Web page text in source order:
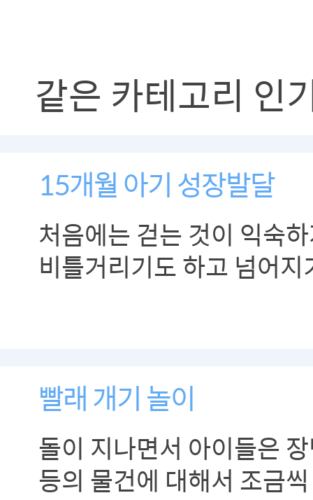
같은 카테고리 인
15개월 아기 성장발달
처음에는 걷는 것이 익숙
비틀거리기도 하고 넘어
빨래 개기 놀이
돌이 지나면서 아이들은
등의 물건에 대해서 조금